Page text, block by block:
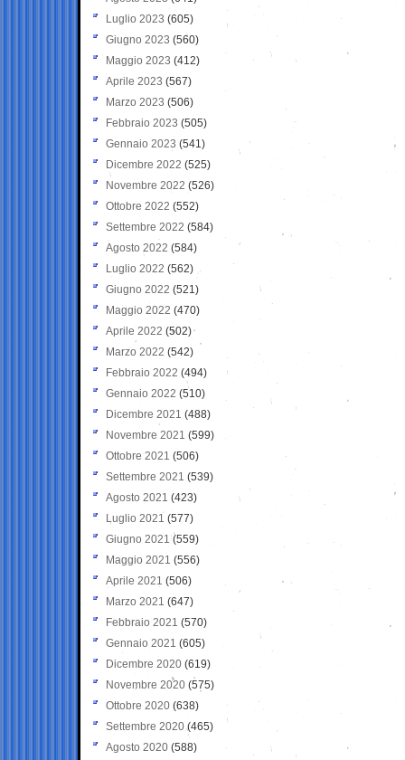
Luglio 2023 (605)
Giugno 2023 (560)
Maggio 2023 (412)
Aprile 2023 (567)
Marzo 2023 (506)
Febbraio 2023 (505)
Gennaio 2023 (541)
Dicembre 2022 (525)
Novembre 2022 (526)
Ottobre 2022 (552)
Settembre 2022 (584)
Agosto 2022 (584)
Luglio 2022 (562)
Giugno 2022 (521)
Maggio 2022 (470)
Aprile 2022 (502)
Marzo 2022 (542)
Febbraio 2022 (494)
Gennaio 2022 (510)
Dicembre 2021 (488)
Novembre 2021 (599)
Ottobre 2021 (506)
Settembre 2021 (539)
Agosto 2021 (423)
Luglio 2021 (577)
Giugno 2021(559)
Maggio 2021 (556)
Aprile 2021 (506)
Marzo 2021 (647)
Febbraio 2021 (570)
Gennaio 2021 (605)
Dicembre 2020 (619)
Novembre 2020 (575)
Ottobre 2020 (638)
Settembre 2020(465)
Agosto 2020 (588)